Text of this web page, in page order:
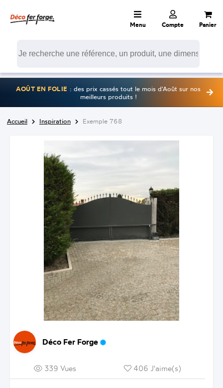
Menu Compte Panier
AOÛT EN FOLIE : des prix cassés tout le mois d'Août sur nos
meilleurs produits !
Accueil Inspiration Exemple 768
Déco Fer Forge
339 Vues 406 J'aime(s)